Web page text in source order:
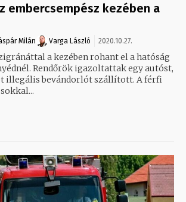
embercsempész kezében a
Milán Varga László 2020.10.27.
a kezében rohant el a hatóság
Rendőrök igazoltattak egy autóst,
illegális bevándorlót szállított. A férfi